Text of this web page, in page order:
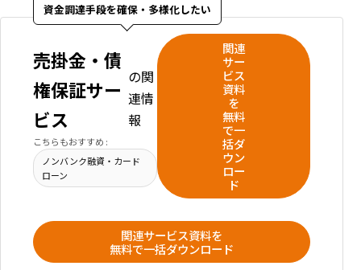
資金調達手段を確保・多様化したい
売掛金・債
権保証サー
ビス
の関
連情
報
こちらもおすすめ :
ノンバンク融資・カード
ローン
関連
サー
ビス
資料
を
無料
で一
括ダ
ウン
ロー
ド
関連サービス資料を
無料で一括ダウンロード